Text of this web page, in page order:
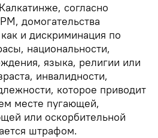
согласно
домогательства
и дискриминация по
национальности,
языка, религии или
инвалидности,
которое приводит
месте пугающей,
или оскорбительной
штрафом.